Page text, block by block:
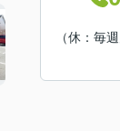
（休：毎